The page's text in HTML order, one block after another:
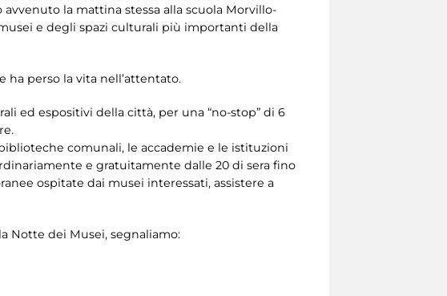
la mattina stessa alla scuola Morvillo-
e degli spazi culturali più importanti della
ha perso la vita nell’attentato.
ed espositivi della città, per una “no-stop” di 6
comunali, le accademie e le istituzioni
e gratuitamente dalle 20 di sera fino
ospitate dai musei interessati, assistere a
Notte dei Musei, segnaliamo: